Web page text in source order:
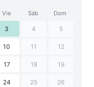
Vie Sáb Dom
3 4 5
10 11 12
17 18 19
24 25 26